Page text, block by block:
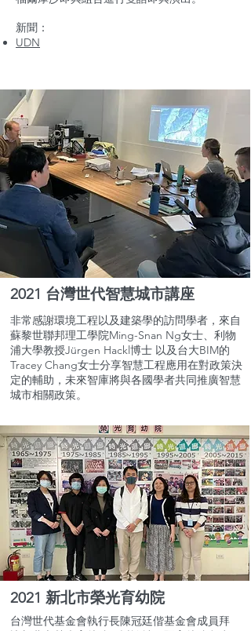
新聞：
​UDN
2021 台灣世代智慧城市講座
非常感謝環境工程以及建築學的訪問學者，來自
蘇黎世聯邦理工學院Ming-Snan Ng女士、利物
浦大學教授Jürgen Hackl博士 以及台大BIM的
Tracey Chang女士分享智慧工程應用在對政策決
定的輔助，未來智庫將與各國學者共同推廣智慧
城市相關政策。
2021 新北市榮光育幼院
台灣世代基金會執行長陳冠廷偕基金會成員拜